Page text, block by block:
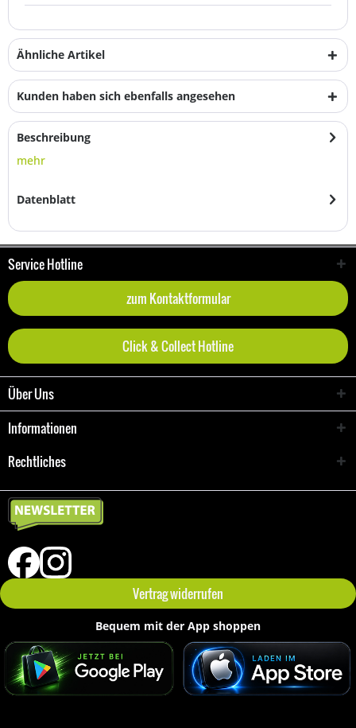
Ähnliche Artikel
Kunden haben sich ebenfalls angesehen
Beschreibung
mehr
Datenblatt
Service Hotline
zum Kontaktformular
Click & Collect Hotline
Über Uns
Informationen
Rechtliches
Vertrag widerrufen
Bequem mit der App shoppen